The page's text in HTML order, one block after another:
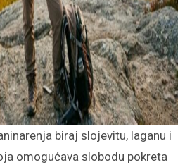
biraj slojevitu, laganu i
omogućava slobodu pokreta